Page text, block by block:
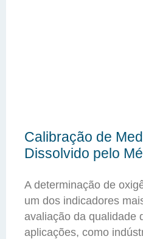
Calibração de
Dissolvido pelo
A determinação de
um dos indicadores
avaliação da qualidade
aplicações, como